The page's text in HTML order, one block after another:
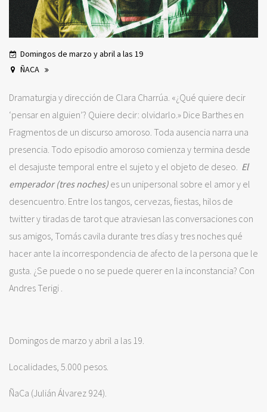
Domingos de marzo y abril a las 19
ÑACA
Dramaturgia y dirección de Clara Charrúa. «¿Qué quiere decir
‘pensar en alguien’? Quiere decir: olvidarlo.» Dice Barthes en
Fragmentos de un discurso amoroso. Toda ausencia narra una
presencia. Todo episodio amoroso comienza y termina desde
el desajuste temporal entre el sujeto y el objeto de deseo. El
emperador (tres noches) es un unipersonal sobre el amor y el
desencuentro. Entre los tangos, cervezas, fiestas, hilos de
twitter y tiradas de tarot que atraviesan las conversaciones con
sus amigos, Tomás cavila durante tres días y tres noches qué
hacer ante la incorrespondencia de afecto de la persona que le
gusta. ¿Se puede o no se puede querer en la inconstancia? Con
Andres Terigi .
Domingos de marzo y abril a las 19.
Localidades, 5.000 pesos.
ÑaCa (Julián Álvarez 924).